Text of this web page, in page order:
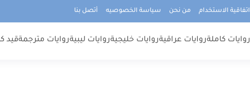
اتفاقية الاستخدام من نحن سياسة الخصوصيه أتصل بنا
روايات كاملةروايات عراقيةروايات خليجيةروايات ليبيةروايات مترجمةقيد